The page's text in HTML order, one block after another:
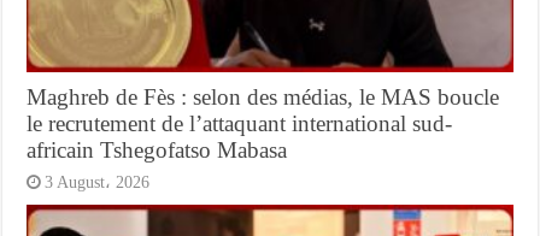
Maghreb de Fès : selon des médias, le MAS boucle
le recrutement de l’attaquant international sud-
africain Tshegofatso Mabasa
3 August، 2026